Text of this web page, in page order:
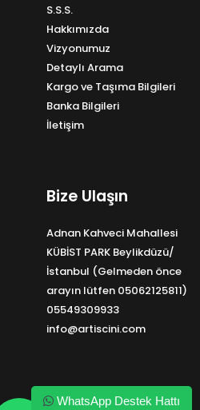
WhatsApp Destek Hattı
S.S.S.
Hakkımızda
Vizyonumuz
Detaylı Arama
Kargo ve Taşıma Bilgileri
Banka Bilgileri
İletişim
Bize Ulaşın
Adnan Kahveci Mahallesi
KÜBİST PARK Beylikdüzü/
İstanbul (Gelmeden önce
arayın lütfen 05062125811)
05549309933
info@artiscini.com